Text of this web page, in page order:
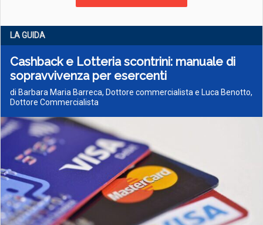
LA GUIDA
Cashback e Lotteria scontrini: manuale di
sopravvivenza per esercenti
di Barbara Maria Barreca, Dottore commercialista e Luca Benotto,
Dottore Commercialista